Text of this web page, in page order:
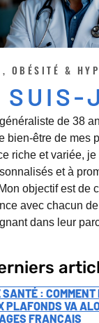
OBÉSITÉ &
SUIS-
de 38
bien-être de mes
riche et variée, je
et à
objectif est de
avec chacun
dans leur
: COMMENT
PLAFONDS VA
FRANÇAIS